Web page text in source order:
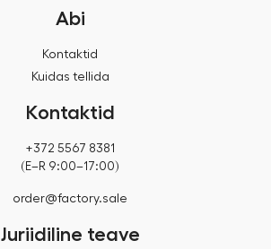
Abi
Kontaktid
Kuidas tellida
Kontaktid
+372 5567 8381
(E–R 9:00–17:00)
order@factory.sale
Juriidiline teave